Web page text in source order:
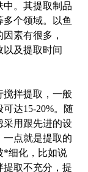
中。其提取制品
个领域。以鱼
素有很多，
及提取时间
搅拌提取，一般
达15-20%。随
采用跟先进的设
一点就是提取的
*细化，比如说
提取不充分，提